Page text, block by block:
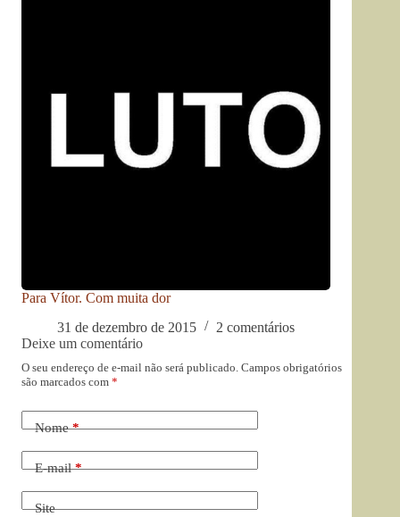
Para Vítor. Com muita dor
31 de dezembro de 2015
2 comentários
Deixe um comentário
O seu endereço de e-mail não será publicado. Campos obrigatórios
são marcados com *
Nome*
E-mail*
Site